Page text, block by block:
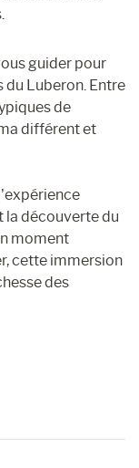
guider pour
du Luberon. Entre
de
différent et
la découverte du
moment
cette immersion
des